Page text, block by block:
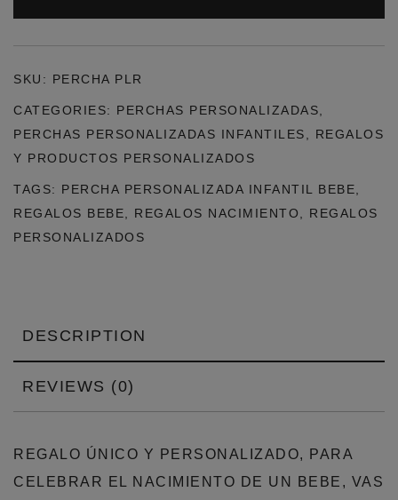
BEBE
MADERA
(ENVÍO
GRATIS)
QUANTITY
SKU: PERCHA PLR
CATEGORIES: PERCHAS PERSONALIZADAS
PERCHAS PERSONALIZADAS INFANTILES
REGALOS
Y PRODUCTOS PERSONALIZADOS
TAGS: PERCHA PERSONALIZADA INFANTIL BEBE
REGALOS BEBE
REGALOS NACIMIENTO
REGALOS
PERSONALIZADOS
DESCRIPTION
REVIEWS (0)
REGALO ÚNICO Y PERSONALIZADO, PARA
CELEBRAR EL NACIMIENTO DE UN BEBE, VAS